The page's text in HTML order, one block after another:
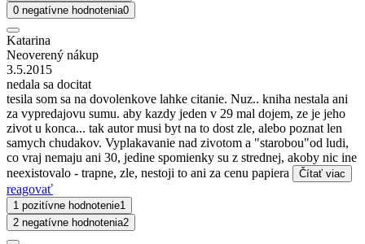
0 negatívne hodnotenia0
Katarina
Neoverený nákup
3.5.2015
nedala sa docitat
tesila som sa na dovolenkove lahke citanie. Nuz.. kniha nestala ani
za vypredajovu sumu. aby kazdy jeden v 29 mal dojem, ze je jeho
zivot u konca... tak autor musi byt na to dost zle, alebo poznat len
samych chudakov. Vyplakavanie nad zivotom a "starobou"od ludi,
co vraj nemaju ani 30, jedine spomienky su z strednej, akoby nic ine
neexistovalo - trapne, zle, nestoji to ani za cenu papiera
Čítať viac
reagovať
1 pozitívne hodnotenie1
2 negatívne hodnotenia2